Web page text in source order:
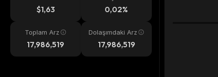
$1,63 0,02%
Toplam Arz
17,986,519
Dolaşımdaki Arz
17,986,519